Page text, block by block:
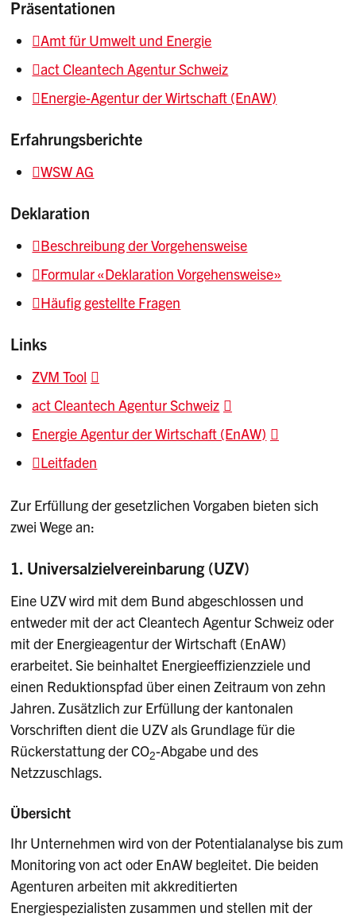
Präsentationen
Amt für Umwelt und Energie
act Cleantech Agentur Schweiz
Energie-Agentur der Wirtschaft (EnAW)
Erfahrungsberichte
WSW AG
Deklaration
Beschreibung der Vorgehensweise
Formular «Deklaration Vorgehensweise»
Häufig gestellte Fragen
Links
ZVM Tool
act Cleantech Agentur Schweiz
Energie Agentur der Wirtschaft (EnAW)
Leitfaden
Zur Erfüllung der gesetzlichen Vorgaben bieten sich
zwei Wege an:
1. Universalzielvereinbarung (UZV)
Eine UZV wird mit dem Bund abgeschlossen und
entweder mit der act Cleantech Agentur Schweiz oder
mit der Energieagentur der Wirtschaft (EnAW)
erarbeitet. Sie beinhaltet Energieeffizienzziele und
einen Reduktionspfad über einen Zeitraum von zehn
Jahren. Zusätzlich zur Erfüllung der kantonalen
Vorschriften dient die UZV als Grundlage für die
Rückerstattung der CO2-Abgabe und des
Netzzuschlags.
Übersicht
Ihr Unternehmen wird von der Potentialanalyse bis zum
Monitoring von act oder EnAW begleitet. Die beiden
Agenturen arbeiten mit akkreditierten
Energiespezialisten zusammen und stellen mit der